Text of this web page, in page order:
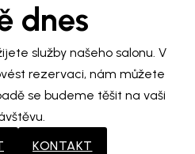
dnes
služby našeho salonu. V
rezervaci, nám můžete
se budeme těšit na vaši
KONTAKT